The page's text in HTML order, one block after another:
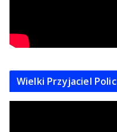
Wielki Przyjaciel